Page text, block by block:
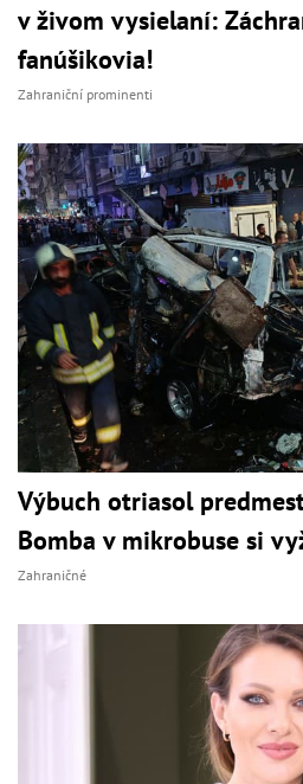
v živom vysielaní:
fanúšikovia!
Zahraniční prominenti
Výbuch otriasol
Bomba v mikrobuse si
Zahraničné